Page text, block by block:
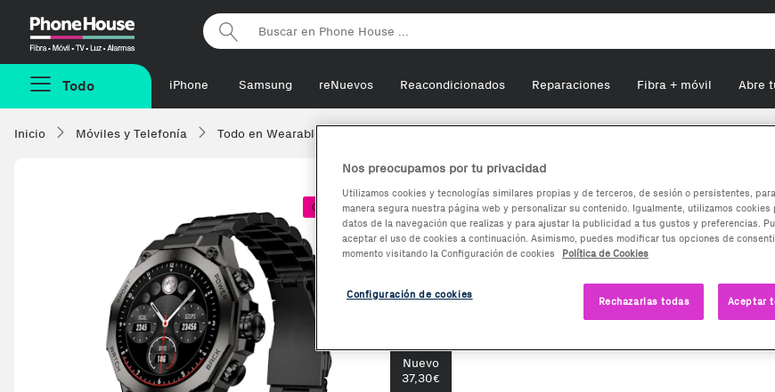
Phonehouse
Todo iPhone Samsung reNuevos Reacondicionados Reparaciones Fibra + móvil Abre
Inicio Móviles y Telefonía Todo en Wearables
Ksix Titanium
Coste + 1€
37,30
46,19€
Nuevo
37,30€
Nos preocupamos por tu privacidad
Utilizamos cookies y tecnologías similares propias y de terceros, de sesión o persistentes,
manera segura nuestra página web y personalizar su contenido. Igualmente, utilizamos
datos de la navegación que realizas y para ajustar la publicidad a tus gustos y preferencias.
aceptar el uso de cookies a continuación. Asimismo, puedes modificar tus opciones de
momento visitando la Configuración de cookies
Política de Cookies
Rechazarlas todas Aceptar
Configuración de cookies